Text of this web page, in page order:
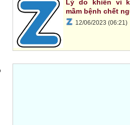
Lý do khiến vi
mầm bệnh chết
12/06/2023 (06:21)